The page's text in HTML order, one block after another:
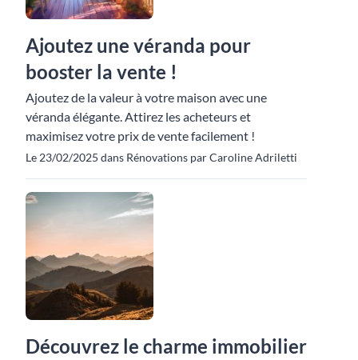
Ajoutez une véranda pour
booster la vente !
Ajoutez de la valeur à votre maison avec une
véranda élégante. Attirez les acheteurs et
maximisez votre prix de vente facilement !
Le 23/02/2025 dans Rénovations par Caroline Adriletti
Découvrez le charme immobilier